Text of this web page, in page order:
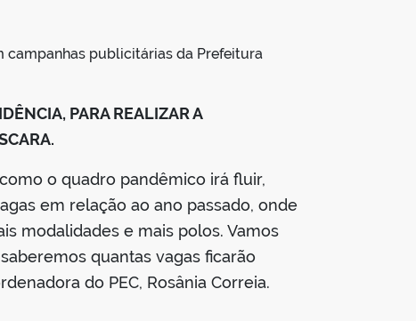
campanhas publicitárias da Prefeitura
PARA REALIZAR A
o quadro pandêmico irá fluir,
em relação ao ano passado, onde
modalidades e mais polos. Vamos
quantas vagas ficarão
do PEC, Rosânia Correia.